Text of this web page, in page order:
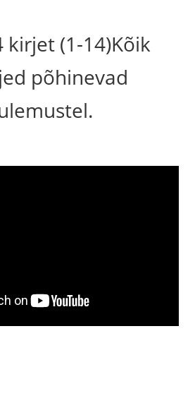
kirjet (1-14)Kõik
põhinevad